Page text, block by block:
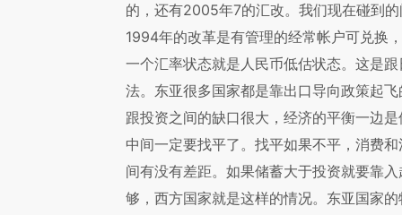
的，还有2005年7的汇改。我们现在碰到
1994年的改革是有管理的经常帐户可兑换
一个汇率状态就是人民币低估状态。这是
法。东亚很多国家都是靠出口导向政策起
跟投资之间的缺口很大，经济的平衡一边
中间一定要找平了。找平如果不平，消费
间有没有差距。如果储蓄大于投资就要靠
够，西方国家就是这样的情况。东亚国家